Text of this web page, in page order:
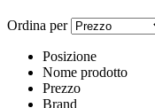
Ordina per
Posizione
Nome prodotto
Prezzo
Brand